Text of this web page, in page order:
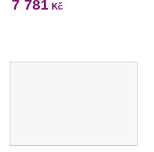
7 781 Kč